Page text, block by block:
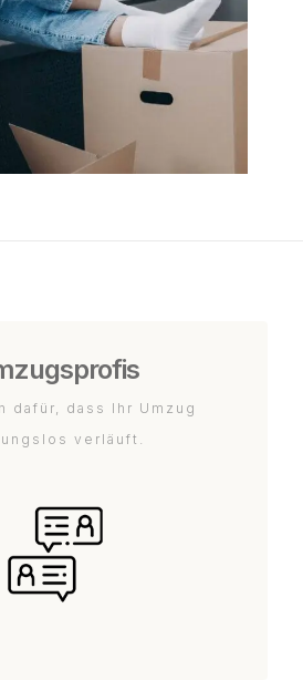
dafür, dass Ihr Umzug
verläuft.